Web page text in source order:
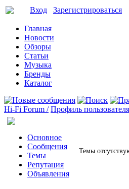
Вход Зарегистрироваться
Главная
Новости
Обзоры
Статьи
Музыка
Бренды
Каталог
Hi-Fi Forum / Профиль
Основное
Сообщения
Темы
Репутация
Объявления
Темы